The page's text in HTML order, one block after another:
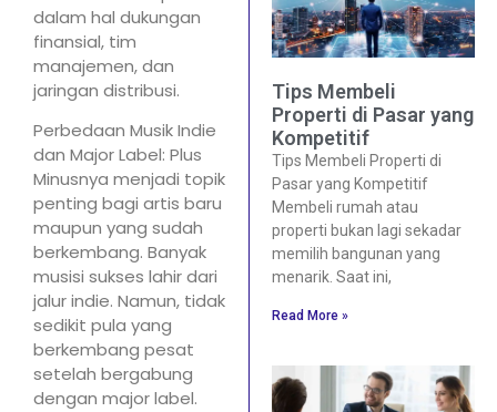
dalam hal dukungan
finansial, tim
manajemen, dan
jaringan distribusi.
Perbedaan Musik Indie
dan Major Label: Plus
Minusnya menjadi topik
penting bagi artis baru
maupun yang sudah
berkembang. Banyak
musisi sukses lahir dari
jalur indie. Namun, tidak
sedikit pula yang
berkembang pesat
setelah bergabung
dengan major label.
Tips Membeli
Properti di Pasar yang
Kompetitif
Tips Membeli Properti di
Pasar yang Kompetitif
Membeli rumah atau
properti bukan lagi sekadar
memilih bangunan yang
menarik. Saat ini,
Read More »